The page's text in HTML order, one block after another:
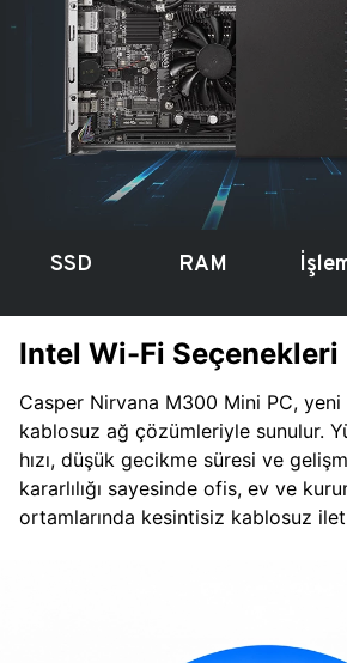
SSD RAM
Intel Wi-Fi Seçenekleri
Casper Nirvana M300 Mini PC,
kablosuz ağ çözümleriyle sunulur.
hızı, düşük gecikme süresi ve
kararlılığı sayesinde ofis, ev ve
ortamlarında kesintisiz kablosuz